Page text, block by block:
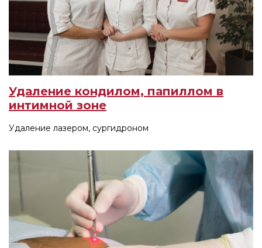
Удаление кондилом, папиллом в
интимной зоне
Удаление лазером, сургидроном